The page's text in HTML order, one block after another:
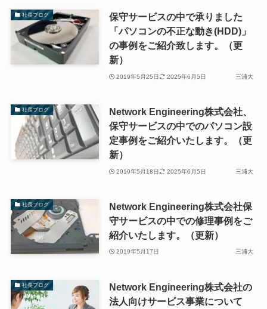
社長ブログ
保守サービスの中で承りました
「パソコンの不正な動き(HDD)」
の事例をご紹介致します。（更
新）
2019年5月25日 2025年6月5日 三浦大
社長ブログ
Network Engineering株式会社、
保守サービスの中でのパソコン設
定事例をご紹介いたします。（更
新）
2019年5月18日 2025年6月5日 三浦大
社長ブログ
Network Engineering株式会社保
守サービスの中での修理事例をご
紹介いたします。（更新）
2019年5月17日 三浦大
社長ブログ
Network Engineering株式会社の
法人向けサービス事業について